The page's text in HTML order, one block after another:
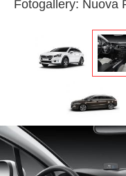
Fotogallery: Nuova